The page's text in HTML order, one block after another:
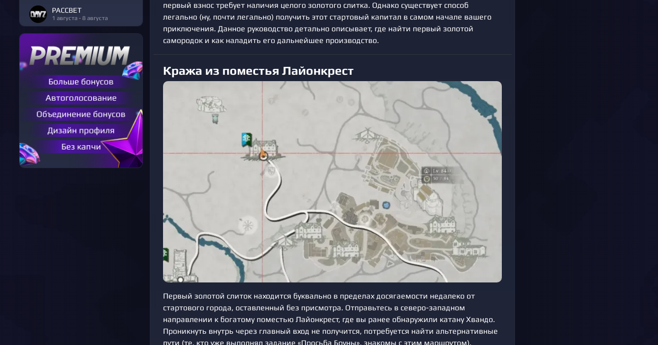
РАССВЕТ
1 августа - 8 августа
первый взнос требует наличия целого золотого слитка. Однако существует способ
легально (ну, почти легально) получить этот стартовый капитал в самом начале вашего
приключения. Данное руководство детально описывает, где найти первый золотой
самородок и как наладить его дальнейшее производство.
Кража из поместья Лайонкрест
Первый золотой слиток находится буквально в пределах досягаемости недалеко от
стартового города, оставленный без присмотра. Отправьтесь в северо-западном
направлении к богатому поместью Лайонкрест, где вы ранее обнаружили катану Хвандо.
Проникнуть внутрь через главный вход не получится, потребуется найти альтернативные
пути (те, кто уже выполнял задание «Просьба Бруны», знакомы с этим маршрутом).